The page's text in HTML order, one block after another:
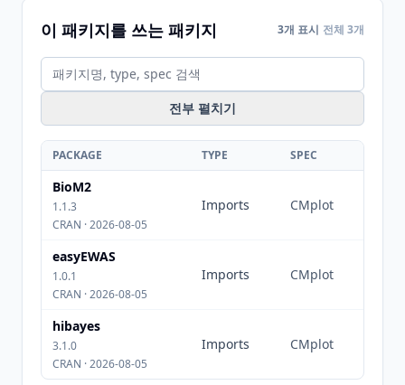
이 패키지를 쓰는 패키지 3개 표시 전체 3개
전부 펼치기
PACKAGE TYPE SPEC
BioM2
1.1.3
CRAN · 2026-08-05
Imports CMplot
easyEWAS
1.0.1
CRAN · 2026-08-05
Imports CMplot
hibayes
3.1.0
CRAN · 2026-08-05
Imports CMplot